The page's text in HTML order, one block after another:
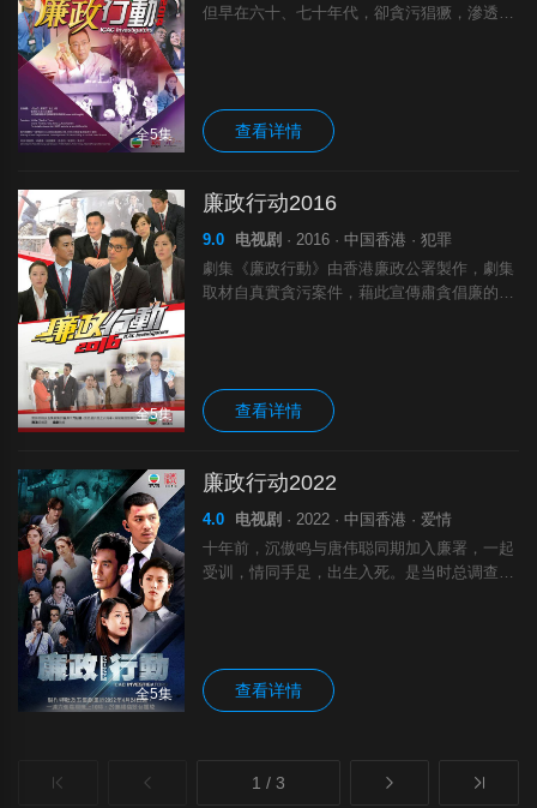
全5集
但早在六十、七十年代，卻貪污猖獗，滲透社
查看详情
全5集
廉政行动2016
9.0 电视剧 · 2016 · 中国香港 · 犯罪
劇集《廉政行動》由香港廉政公署製作，劇集
取材自真實貪污案件，藉此宣傳肅貪倡廉的訊
查看详情
全5集
廉政行动2022
4.0 电视剧 · 2022 · 中国香港 · 爱情
十年前，沉傲鸣与唐伟聪同期加入廉署，一起
受训，情同手足，出生入死。是当时总调查主
查看详情
1 / 3